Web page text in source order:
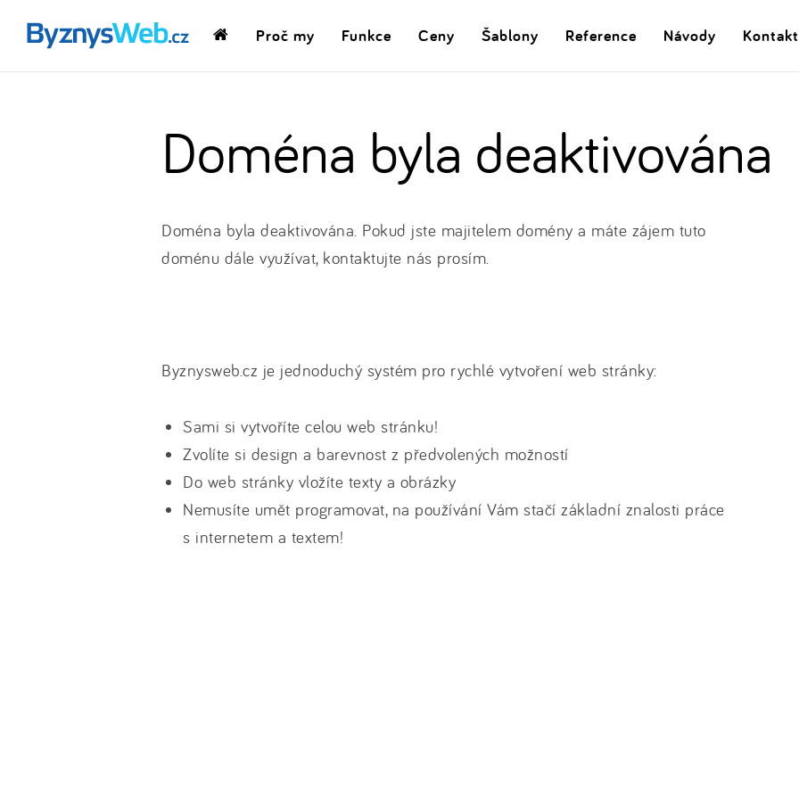
DomovskáProč my Funkce Ceny Šablony Reference Návody Kontakt
Doména byla deaktivována
Doména byla deaktivována. Pokud jste majitelem domény a máte zájem tuto
doménu dále využívat, kontaktujte nás prosím.
Byznysweb.cz je jednoduchý systém pro rychlé vytvoření web stránky:
Sami si vytvoříte celou web stránku!
Zvolíte si design a barevnost z předvolených možností
Do web stránky vložíte texty a obrázky
Nemusíte umět programovat, na používání Vám stačí základní znalosti práce
s internetem a textem!